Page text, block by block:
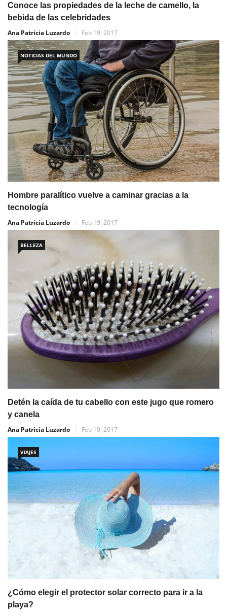
Conoce las propiedades de la leche de camello, la
bebida de las celebridades
Ana Patricia Luzardo
Feb 19, 2017
NOTICIAS DEL MUNDO
Hombre paralítico vuelve a caminar gracias a la
tecnología
Ana Patricia Luzardo
Feb 19, 2017
BELLEZA
Detén la caída de tu cabello con este jugo que romero
y canela
Ana Patricia Luzardo
Feb 19, 2017
VIAJES
¿Cómo elegir el protector solar correcto para ir a la
playa?